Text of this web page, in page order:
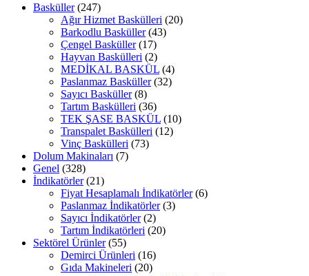
Basküller (247)
Ağır Hizmet Baskülleri (20)
Barkodlu Basküller (43)
Çengel Basküller (17)
Hayvan Baskülleri (2)
MEDİKAL BASKÜL (4)
Paslanmaz Basküller (32)
Sayıcı Basküller (8)
Tartım Baskülleri (36)
TEK ŞASE BASKÜL (10)
Transpalet Baskülleri (12)
Vinç Baskülleri (73)
Dolum Makinaları (7)
Genel (328)
İndikatörler (21)
Fiyat Hesaplamalı İndikatörler (6)
Paslanmaz İndikatörler (3)
Sayıcı İndikatörler (2)
Tartım İndikatörleri (20)
Sektörel Ürünler (55)
Demirci Ürünleri (16)
Gıda Makineleri (20)